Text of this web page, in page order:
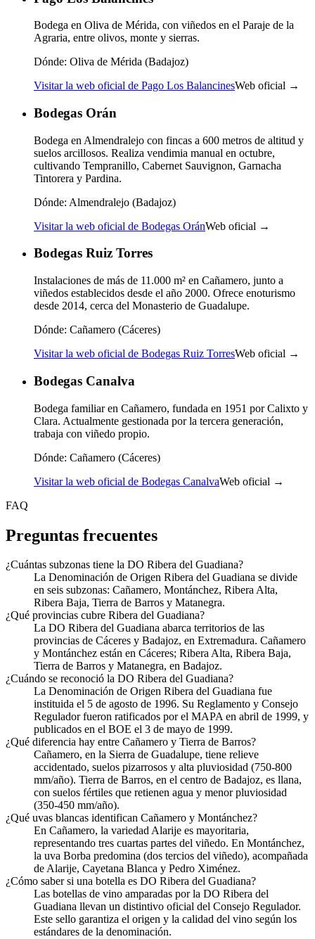
Bodega en Oliva de Mérida, con viñedos en el Paraje de la
Agraria, entre olivos, monte y sierras.
Dónde: Oliva de Mérida (Badajoz)
Visitar la web oficial de Pago Los BalancinesWeb oficial →
Bodegas Orán
Bodega en Almendralejo con fincas a 600 metros de altitud y
suelos arcillosos. Realiza vendimia manual en octubre,
cultivando Tempranillo, Cabernet Sauvignon, Garnacha
Tintorera y Pardina.
Dónde: Almendralejo (Badajoz)
Visitar la web oficial de Bodegas OránWeb oficial →
Bodegas Ruiz Torres
Instalaciones de más de 11.000 m² en Cañamero, junto a
viñedos establecidos desde el año 2000. Ofrece enoturismo
desde 2014, cerca del Monasterio de Guadalupe.
Dónde: Cañamero (Cáceres)
Visitar la web oficial de Bodegas Ruiz TorresWeb oficial →
Bodegas Canalva
Bodega familiar en Cañamero, fundada en 1951 por Calixto y
Clara. Actualmente gestionada por la tercera generación,
trabaja con viñedo propio.
Dónde: Cañamero (Cáceres)
Visitar la web oficial de Bodegas CanalvaWeb oficial →
FAQ
Preguntas frecuentes
¿Cuántas subzonas tiene la DO Ribera del Guadiana?
La Denominación de Origen Ribera del Guadiana se divide
en seis subzonas: Cañamero, Montánchez, Ribera Alta,
Ribera Baja, Tierra de Barros y Matanegra.
¿Qué provincias cubre Ribera del Guadiana?
La DO Ribera del Guadiana abarca territorios de las
provincias de Cáceres y Badajoz, en Extremadura. Cañamero
y Montánchez están en Cáceres; Ribera Alta, Ribera Baja,
Tierra de Barros y Matanegra, en Badajoz.
¿Cuándo se reconoció la DO Ribera del Guadiana?
La Denominación de Origen Ribera del Guadiana fue
instituida el 5 de agosto de 1996. Su Reglamento y Consejo
Regulador fueron ratificados por el MAPA en abril de 1999, y
publicados en el BOE el 3 de mayo de 1999.
¿Qué diferencia hay entre Cañamero y Tierra de Barros?
Cañamero, en la Sierra de Guadalupe, tiene relieve
accidentado, suelos pizarrosos y alta pluviosidad (750-800
mm/año). Tierra de Barros, en el centro de Badajoz, es llana,
con suelos fértiles que retienen agua y menor pluviosidad
(350-450 mm/año).
¿Qué uvas blancas identifican Cañamero y Montánchez?
En Cañamero, la variedad Alarije es mayoritaria,
representando tres cuartas partes del viñedo. En Montánchez,
la uva Borba predomina (dos tercios del viñedo), acompañada
de Alarije, Cayetana Blanca y Pedro Ximénez.
¿Cómo saber si una botella es DO Ribera del Guadiana?
Las botellas de vino amparadas por la DO Ribera del
Guadiana llevan un distintivo oficial del Consejo Regulador.
Este sello garantiza el origen y la calidad del vino según los
estándares de la denominación.